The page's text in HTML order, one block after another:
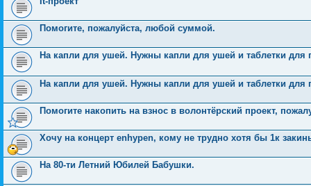
Помогите, пожалуйста, любой суммой.
На капли для ушей. Нужны капли для ушей и таблетки для
На капли для ушей. Нужны капли для ушей и таблетки для
Помогите накопить на взнос в волонтёрский проект,
Хочу на концерт enhypen, кому не трудно хотя бы 1к
На 80-ти Летний Юбилей Бабушки.